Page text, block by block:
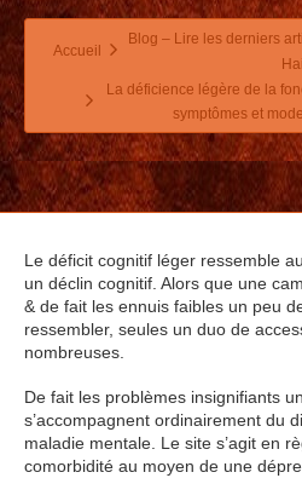
Accueil
Blog – Lire les derniers
La déficience légère de la
symptômes et
Le déficit cognitif léger ressemble
un déclin cognitif. Alors que une
& de fait les ennuis faibles un peu
ressembler, seules un duo de
nombreuses.
De fait les problèmes insignifiants
s’accompagnent ordinairement du
maladie mentale. Le site s’agit en
comorbidité au moyen de une